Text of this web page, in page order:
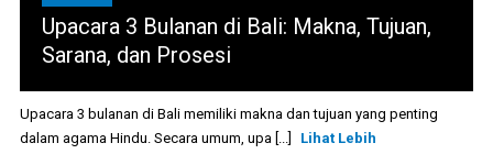
Upacara 3 Bulanan di Bali: Makna, Tujuan,
Sarana, dan Prosesi
Upacara 3 bulanan di Bali memiliki makna dan tujuan yang penting
dalam agama Hindu. Secara umum, upa [...]
Lihat Lebih